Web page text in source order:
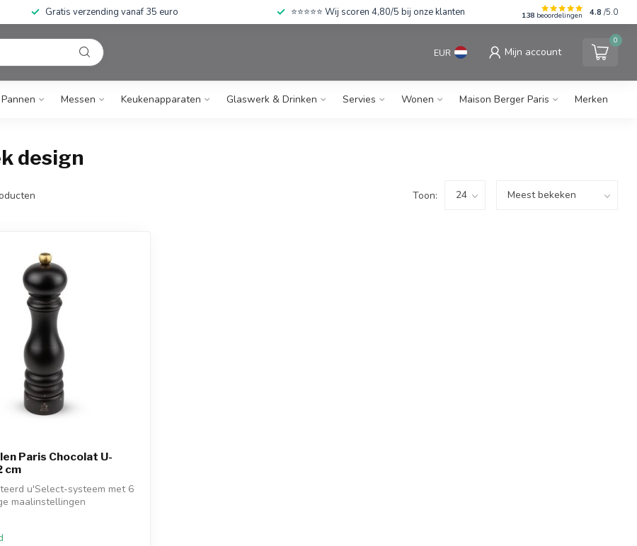
Gratis verzending vanaf 35 euro ⭐⭐⭐⭐⭐ Wij scoren 4,80/5 bij onze klanten 138 beoordelingen 4.8 /5.0
EUR Mijn account
0
Pannen Messen Keukenapparaten Glaswerk & Drinken Servies Wonen Maison Berger Paris Merken
design
Toon:
Paris Chocolat U-
cm
u'Select-systeem met 6
maalinstellingen